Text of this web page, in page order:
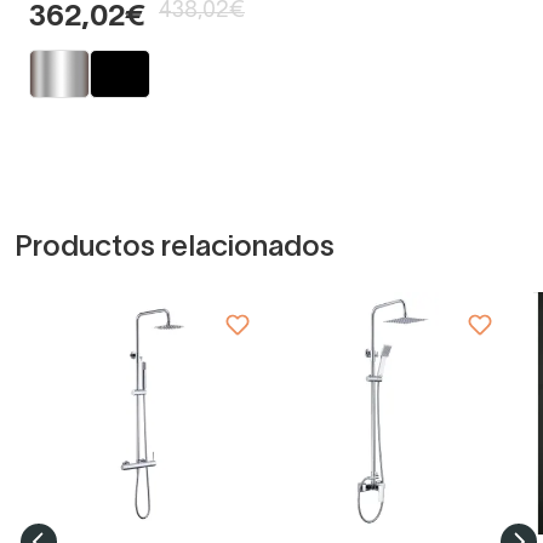
362,02€ 438,02€
Productos relacionados